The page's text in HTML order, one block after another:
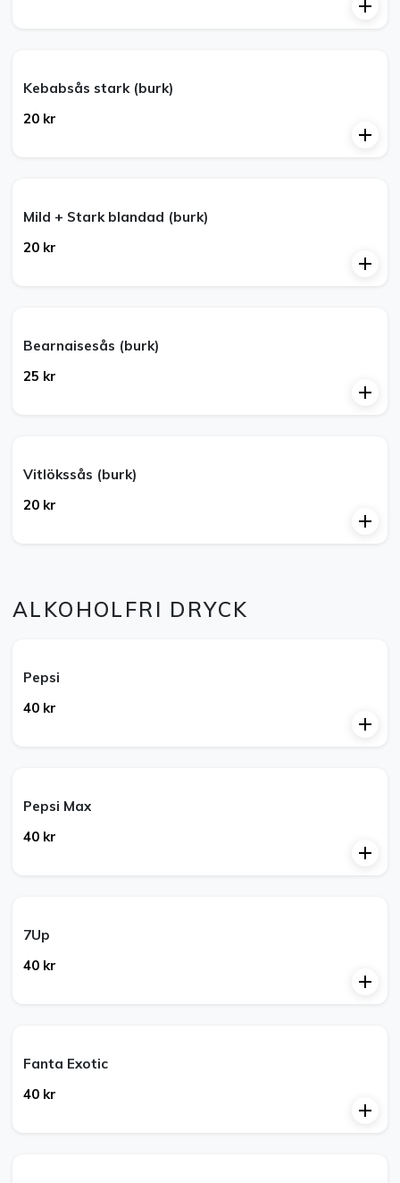
Kebabsås stark (burk)
20 kr
Mild + Stark blandad (burk)
20 kr
Bearnaisesås (burk)
25 kr
Vitlökssås (burk)
20 kr
ALKOHOLFRI DRYCK
Pepsi
40 kr
Pepsi Max
40 kr
7Up
40 kr
Fanta Exotic
40 kr